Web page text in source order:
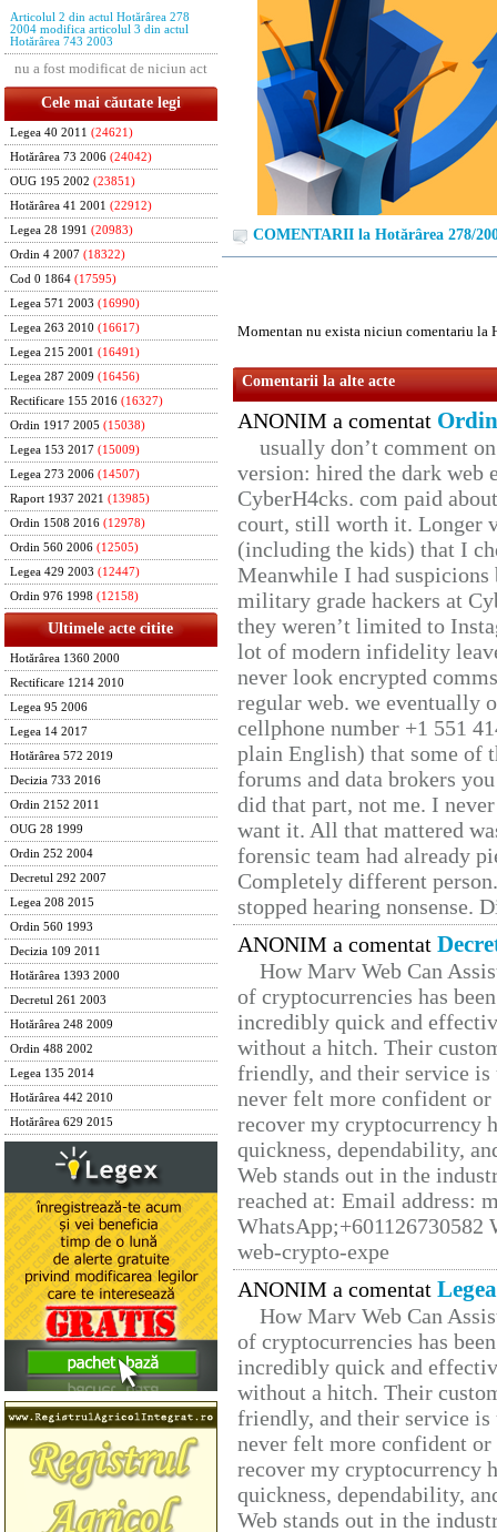
Articolul 2 din actul Hotărârea 278
2004 modifica articolul 3 din actul
Hotărârea 743 2003
nu a fost modificat de niciun act
Cele mai căutate legi
Legea 40 2011 (24621)
Hotărârea 73 2006 (24042)
OUG 195 2002 (23851)
Hotărârea 41 2001 (22912)
Legea 28 1991 (20983)
Ordin 4 2007 (18322)
Cod 0 1864 (17595)
Legea 571 2003 (16990)
Legea 263 2010 (16617)
Legea 215 2001 (16491)
Legea 287 2009 (16456)
Rectificare 155 2016 (16327)
Ordin 1917 2005 (15038)
Legea 153 2017 (15009)
Legea 273 2006 (14507)
Raport 1937 2021 (13985)
Ordin 1508 2016 (12978)
Ordin 560 2006 (12505)
Legea 429 2003 (12447)
Ordin 976 1998 (12158)
Ultimele acte citite
Hotărârea 1360 2000
Rectificare 1214 2010
Legea 95 2006
Legea 14 2017
Hotărârea 572 2019
Decizia 733 2016
Ordin 2152 2011
OUG 28 1999
Ordin 252 2004
Decretul 292 2007
Legea 208 2015
Ordin 560 1993
Decizia 109 2011
Hotărârea 1393 2000
Decretul 261 2003
Hotărârea 248 2009
Ordin 488 2002
Legea 135 2014
Hotărârea 442 2010
Hotărârea 629 2015
COMENTARII la Hotărârea 278/
Momentan nu exista niciun comentariu la
Comentarii la alte acte
ANONIM a comentat
usually don’t comment
version: hired the dark web
CyberH4cks. com paid
court, still worth it. Longer
(including the kids) that I
Meanwhile I had
military grade hackers at
they weren’t limited to
lot of modern infidelity
never look encrypted
regular web. we eventually
cellphone number +1 551
plain English) that some of
forums and data brokers
did that part, not me. I
want it. All that mattered
forensic team had already
Completely different
stopped hearing nonsense.
ANONIM a comentat
How Marv Web Can
of cryptocurrencies has
incredibly quick and
without a hitch. Their
friendly, and their service
never felt more confident
recover my cryptocurrency
quickness, dependability,
Web stands out in the
reached at: Email address:
web-crypto-expe
ANONIM a comentat
How Marv Web Can
of cryptocurrencies has
incredibly quick and
without a hitch. Their
friendly, and their service
never felt more confident
recover my cryptocurrency
quickness, dependability,
Web stands out in the